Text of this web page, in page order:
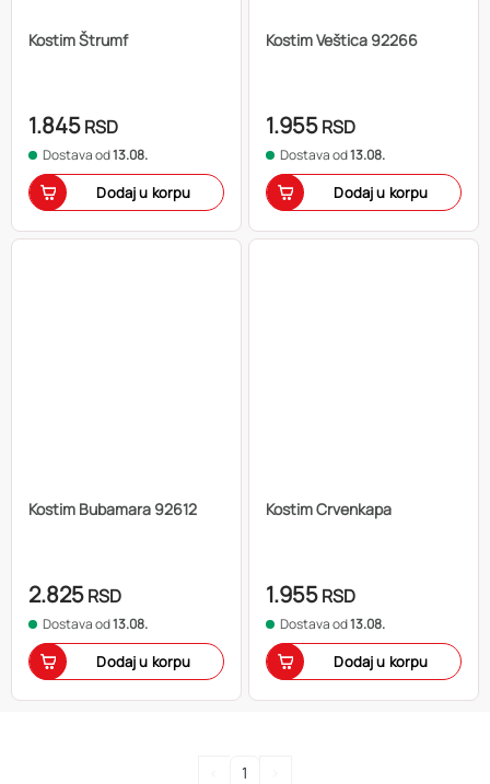
Kostim Štrumf
1.845RSD
Dostava od13.08.
Dodaj u korpu
Kostim Veštica 92266
1.955RSD
Dostava od13.08.
Dodaj u korpu
Kostim Bubamara 92612
2.825RSD
Dostava od13.08.
Dodaj u korpu
Kostim Crvenkapa
1.955RSD
Dostava od13.08.
Dodaj u korpu
1